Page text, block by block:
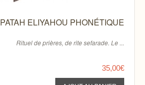
PATAH ELIYAHOU PHONÉTIQUE
Rituel de prières, de rite sefarade. Le ...
35,00€